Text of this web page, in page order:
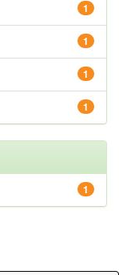
1
1
1
1
1